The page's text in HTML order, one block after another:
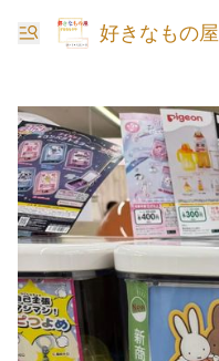
好きなもの屋